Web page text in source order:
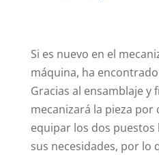
Si es nuevo en el
máquina, ha
Gracias al ensamblaje y
mecanizará la pieza por
equipar los dos
sus necesidades, por lo